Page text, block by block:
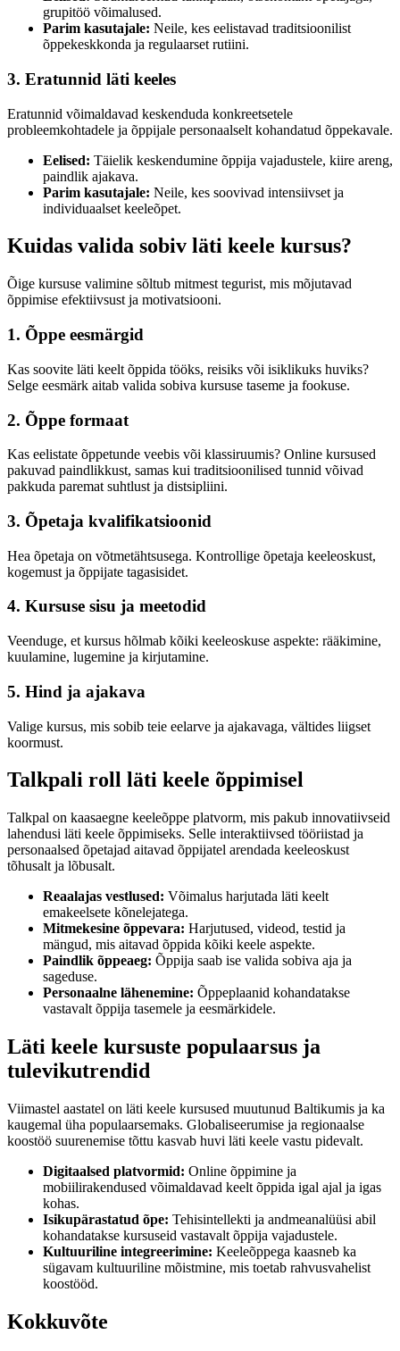
grupitöö võimalused.
Parim kasutajale: Neile, kes eelistavad traditsioonilist
õppekeskkonda ja regulaarset rutiini.
3. Eratunnid läti keeles
Eratunnid võimaldavad keskenduda konkreetsetele
probleemkohtadele ja õppijale personaalselt kohandatud õppekavale.
Eelised: Täielik keskendumine õppija vajadustele, kiire areng,
paindlik ajakava.
Parim kasutajale: Neile, kes soovivad intensiivset ja
individuaalset keeleõpet.
Kuidas valida sobiv läti keele kursus?
Õige kursuse valimine sõltub mitmest tegurist, mis mõjutavad
õppimise efektiivsust ja motivatsiooni.
1. Õppe eesmärgid
Kas soovite läti keelt õppida tööks, reisiks või isiklikuks huviks?
Selge eesmärk aitab valida sobiva kursuse taseme ja fookuse.
2. Õppe formaat
Kas eelistate õppetunde veebis või klassiruumis? Online kursused
pakuvad paindlikkust, samas kui traditsioonilised tunnid võivad
pakkuda paremat suhtlust ja distsipliini.
3. Õpetaja kvalifikatsioonid
Hea õpetaja on võtmetähtsusega. Kontrollige õpetaja keeleoskust,
kogemust ja õppijate tagasisidet.
4. Kursuse sisu ja meetodid
Veenduge, et kursus hõlmab kõiki keeleoskuse aspekte: rääkimine,
kuulamine, lugemine ja kirjutamine.
5. Hind ja ajakava
Valige kursus, mis sobib teie eelarve ja ajakavaga, vältides liigset
koormust.
Talkpali roll läti keele õppimisel
Talkpal on kaasaegne keeleõppe platvorm, mis pakub innovatiivseid
lahendusi läti keele õppimiseks. Selle interaktiivsed tööriistad ja
personaalsed õpetajad aitavad õppijatel arendada keeleoskust
tõhusalt ja lõbusalt.
Reaalajas vestlused: Võimalus harjutada läti keelt
emakeelsete kõnelejatega.
Mitmekesine õppevara: Harjutused, videod, testid ja
mängud, mis aitavad õppida kõiki keele aspekte.
Paindlik õppeaeg: Õppija saab ise valida sobiva aja ja
sageduse.
Personaalne lähenemine: Õppeplaanid kohandatakse
vastavalt õppija tasemele ja eesmärkidele.
Läti keele kursuste populaarsus ja
tulevikutrendid
Viimastel aastatel on läti keele kursused muutunud Baltikumis ja ka
kaugemal üha populaarsemaks. Globaliseerumise ja regionaalse
koostöö suurenemise tõttu kasvab huvi läti keele vastu pidevalt.
Digitaalsed platvormid: Online õppimine ja
mobiilirakendused võimaldavad keelt õppida igal ajal ja igas
kohas.
Isikupärastatud õpe: Tehisintellekti ja andmeanalüüsi abil
kohandatakse kursuseid vastavalt õppija vajadustele.
Kultuuriline integreerimine: Keeleõppega kaasneb ka
sügavam kultuuriline mõistmine, mis toetab rahvusvahelist
koostööd.
Kokkuvõte